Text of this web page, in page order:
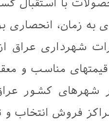
با استقبال
به زمان، انحصاری
شهرداری عراق
قیمتهای مناسب و
شهرهای کشور
فروش انتخاب و